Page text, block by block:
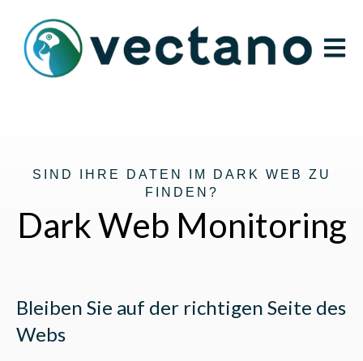
Open
SIND IHRE DATEN IM DARK WEB ZU
FINDEN?
Dark Web Monitoring
Bleiben Sie auf der richtigen Seite des
Webs